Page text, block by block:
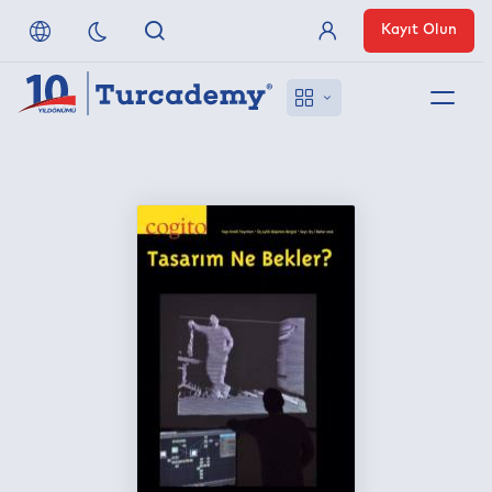
Referanslarımız
Anlaşmalı Yayınevleri
Üye Girişi
Kayıt Olun